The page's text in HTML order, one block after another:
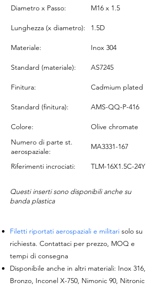
Diametro x Passo: M16 x 1.5
Lunghezza (x diametro): 1.5D
Materiale: Inox 304
Standard (materiale): AS7245
Finitura: Cadmium plated
Standard (finitura): AMS-QQ-P-416
Colore:
Olive chromate
Numero di parte st.
aerospaziale:
MA3331-167
Riferimenti incrociati: TLM-16X1.5C-24Y
Questi inserti sono disponibili anche su
banda plastica
Filetti riportati aerospaziali e militari solo su
richiesta. Contattaci per prezzo, MOQ e
tempi di consegna
Disponibile anche in altri materiali: Inox 316,
Bronzo, Inconel X-750, Nimonic 90, Nitronic